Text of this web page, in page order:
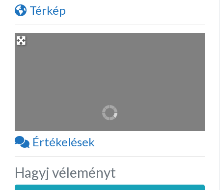
Térkép
Értékelések
Hagyj véleményt